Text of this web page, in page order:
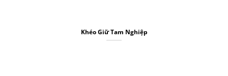
Khéo Giữ Tam Nghiệp